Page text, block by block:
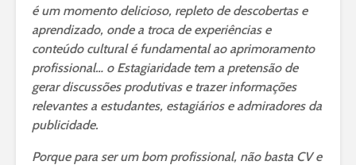
é um momento delicioso, repleto de descobertas e
aprendizado, onde a troca de experiências e
conteúdo cultural é fundamental ao aprimoramento
profissional… o Estagiaridade tem a pretensão de
gerar discussões produtivas e trazer informações
relevantes a estudantes, estagiários e admiradores da
publicidade.
Porque para ser um bom profissional, não basta CV e